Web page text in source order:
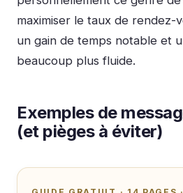
maximiser le taux de rendez-
un gain de temps notable et
beaucoup plus fluide.
Exemples de
(et pièges à éviter)